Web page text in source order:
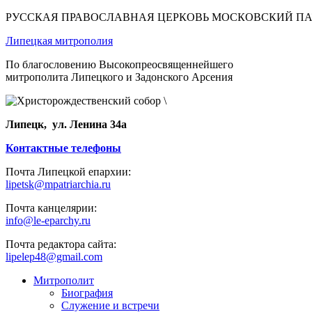
РУССКАЯ ПРАВОСЛАВНАЯ ЦЕРКОВЬ МОСКОВСКИЙ
Липецкая митрополия
По благословению Высокопреосвященнейшего
митрополита Липецкого и Задонского Арсения
Липецк, ул. Ленина 34а
Контактные телефоны
Почта Липецкой епархии:
lipetsk@mpatriarchia.ru
Почта канцелярии:
info@le-eparchy.ru
Почта редактора сайта:
lipelep48@gmail.com
Митрополит
Биография
Служение и встречи